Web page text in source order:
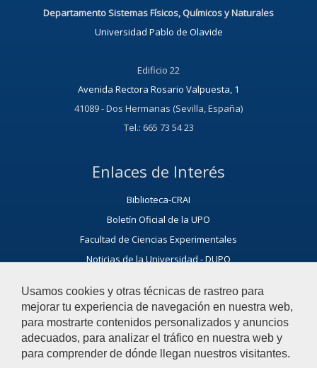
Usamos cookies y otras técnicas de rastreo para
mejorar tu experiencia de navegación en nuestra web,
para mostrarte contenidos personalizados y anuncios
adecuados, para analizar el tráfico en nuestra web y
para comprender de dónde llegan nuestros visitantes.
Departamento Sistemas Físicos, Químicos y Naturales
Universidad Pablo de Olavide
Edificio 22
Avenida Rectora Rosario Valpuesta, 1
41089 - Dos Hermanas (Sevilla, España)
Tel.: 665 73 54 23
Enlaces de Interés
Biblioteca-CRAI
Boletín Oficial de la UPO
Facultad de Ciencias Experimentales
Noticias de la Universidad - DUPO
ORIC - Oficina de Relaciones Internacionales y Cooperación
OTRI - Oficina de Transferencia de Resultados de Investigación
Noticias del Departamento